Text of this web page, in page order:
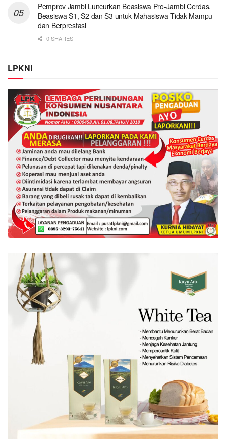
Pemprov Jambi Luncurkan Beasiswa Pro-Jambi Cerdas.
Beasiswa S1, S2 dan S3 untuk Mahasiswa Tidak Mampu
dan Berprestasi
0 SHARES
LPKNI